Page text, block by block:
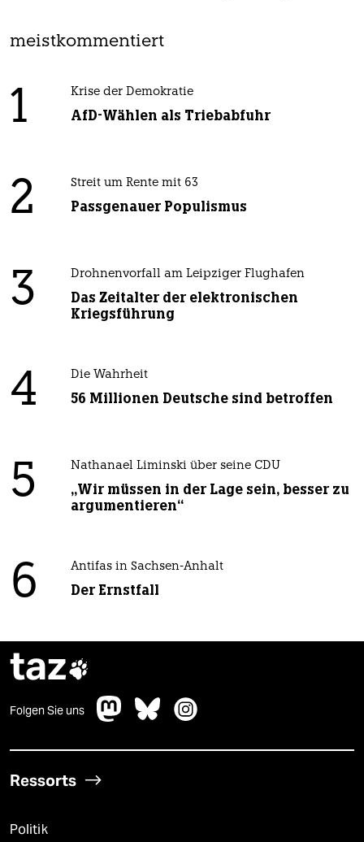
meistkommentiert
1 Krise der Demokratie
AfD-Wählen als Triebabfuhr
2 Streit um Rente mit 63
Passgenauer Populismus
3 Drohnenvorfall am Leipziger Flughafen
Das Zeitalter der elektronischen
Kriegsführung
4 Die Wahrheit
56 Millionen Deutsche sind betroffen
5 Nathanael Liminski über seine CDU
„Wir müssen in der Lage sein, besser zu
argumentieren“
6 Antifas in Sachsen-Anhalt
Der Ernstfall
taz
Folgen Sie uns
Ressorts
Politik